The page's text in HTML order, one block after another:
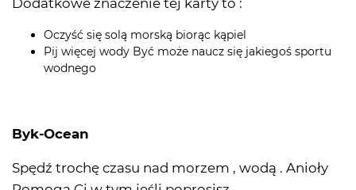
Dodatkowe znaczenie tej karty to :
Oczyść się solą morską biorąc kąpiel
Pij więcej wody Być może naucz się jakiegoś sportu
wodnego
Byk-Ocean
Spędź trochę czasu nad morzem , wodą . Anioły